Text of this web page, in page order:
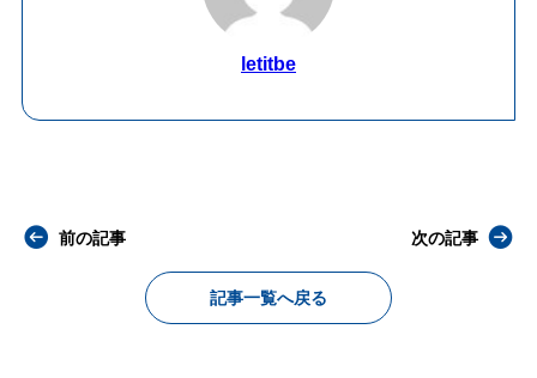
letitbe
前の記事
記事一覧へ戻る
次の記事